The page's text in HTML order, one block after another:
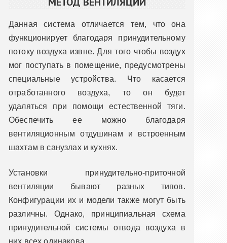
Данная система отличается тем, что она
функционирует благодаря принудительному
потоку воздуха извне. Для того чтобы воздух
мог поступать в помещение, предусмотрены
специальные устройства. Что касается
отработанного воздуха, то он будет
удаляться при помощи естественной тяги.
Обеспечить ее можно благодаря
вентиляционным отдушинам и встроенным
шахтам в санузлах и кухнях.
Установки принудительно-приточной
вентиляции бывают разных типов.
Конфигурации их и модели также могут быть
различны. Однако, принципиальная схема
принудительной системы отвода воздуха в